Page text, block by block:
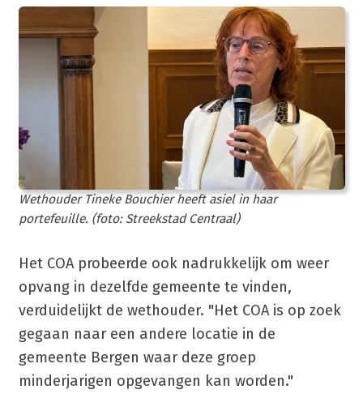
Wethouder Tineke Bouchier heeft asiel in haar
portefeuille. (foto: Streekstad Centraal)
Het COA probeerde ook nadrukkelijk om weer
opvang in dezelfde gemeente te vinden,
verduidelijkt de wethouder. "Het COA is op zoek
gegaan naar een andere locatie in de
gemeente Bergen waar deze groep
minderjarigen opgevangen kan worden."